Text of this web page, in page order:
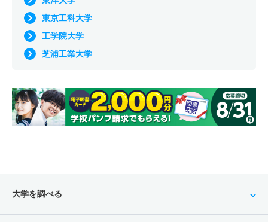
東京工科大学
工学院大学
芝浦工業大学
大学を調べる